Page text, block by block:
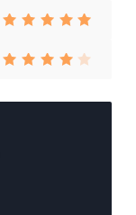
out
of 5